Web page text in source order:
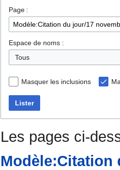
navigation
recherche
Page :
Espace de noms :
Masquer les inclusions
Lister
Les pages ci-
Modèle:Citation